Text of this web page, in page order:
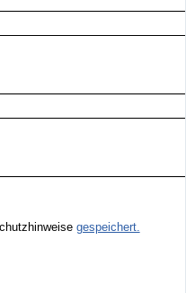
gespeichert.